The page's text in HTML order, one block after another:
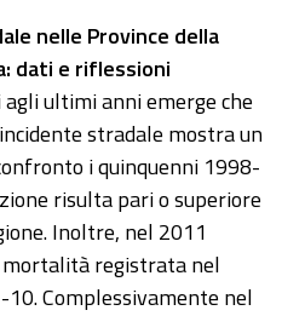
nelle Province della
dati e riflessioni
ultimi anni emerge che
stradale mostra un
i quinquenni 1998-
risulta pari o superiore
Inoltre, nel 2011
registrata nel
Complessivamente nel